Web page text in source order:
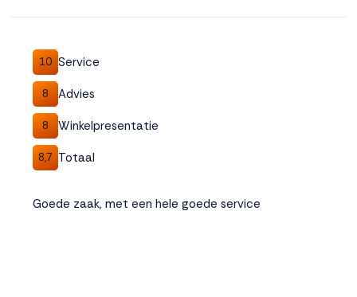
10 Service
8 Advies
8 Winkelpresentatie
8,7 Totaal
Goede zaak, met een hele goede service